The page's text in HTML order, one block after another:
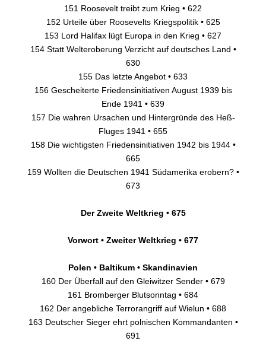
151 Roosevelt treibt zum Krieg • 622
152 Urteile über Roosevelts Kriegspolitik • 625
153 Lord Halifax lügt Europa in den Krieg • 627
154 Statt Welteroberung Verzicht auf deutsches Land •
630
155 Das letzte Angebot • 633
156 Gescheiterte Friedensinitiativen August 1939 bis
Ende 1941 • 639
157 Die wahren Ursachen und Hintergründe des Heß-
Fluges 1941 • 655
158 Die wichtigsten Friedensinitiativen 1942 bis 1944 •
665
159 Wollten die Deutschen 1941 Südamerika erobern? •
673
Der Zweite Weltkrieg • 675
Vorwort • Zweiter Weltkrieg • 677
Polen • Baltikum • Skandinavien
160 Der Überfall auf den Gleiwitzer Sender • 679
161 Bromberger Blutsonntag • 684
162 Der angebliche Terrorangriff auf Wielun • 688
163 Deutscher Sieger ehrt polnischen Kommandanten •
691